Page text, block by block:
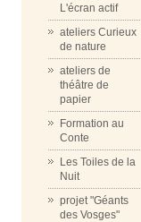
L'écran actif
ateliers Curieux
de nature
ateliers de
théâtre de
papier
Formation au
Conte
Les Toiles de la
Nuit
projet "Géants
des Vosges"